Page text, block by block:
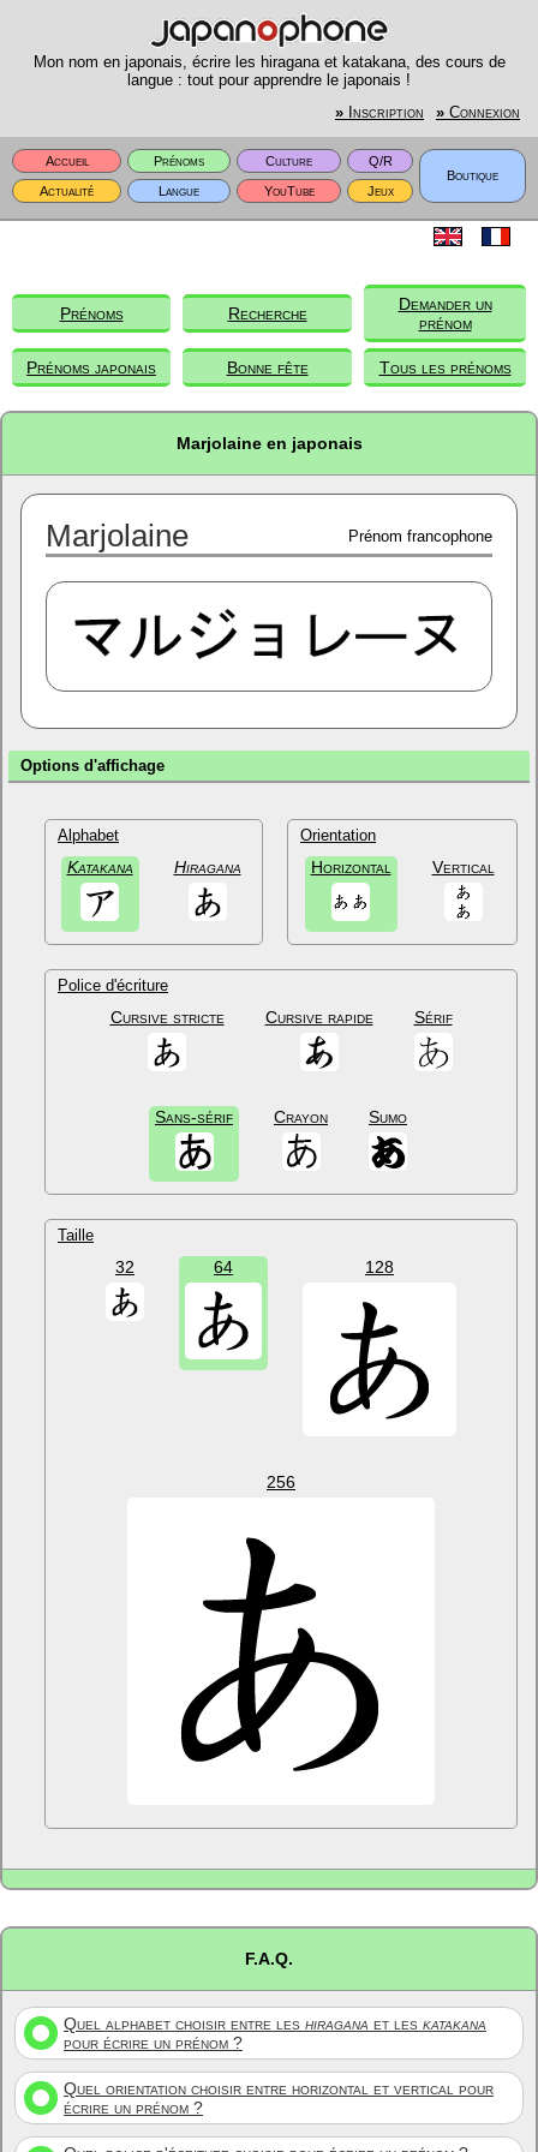
Mon nom en japonais, écrire les hiragana et katakana, des cours de
langue : tout pour apprendre le japonais !
» Inscription » Connexion
Accueil Prénoms Culture
Q/R
Boutique
Actualité
Langue YouTube Jeux
Prénoms Recherche
Demander un
prénom
Prénoms japonais Bonne fête Tous les prénoms
Marjolaine en japonais
Marjolaine Prénom francophone
Options d'affichage
Alphabet
Katakana Hiragana
Orientation
Horizontal Vertical
Police d'écriture
Cursive stricte Cursive rapide Sérif
Sans-sérif Crayon Sumo
Taille
32 64 128
256
F.A.Q.
Quel alphabet choisir entre les hiragana et les katakana
pour écrire un prénom ?
Quel orientation choisir entre horizontal et vertical pour
écrire un prénom ?